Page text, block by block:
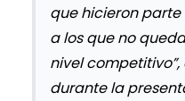
que hicieron
a los que no
nivel competitivo”,
durante la